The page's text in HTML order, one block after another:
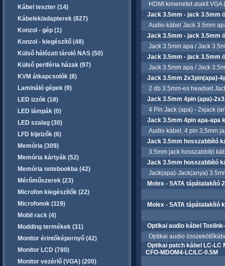
Kábel teszter (14)
Kábelek/adapterek (827)
Konzol - gép (1)
Konzol - kiegészítő (48)
Külső hálózati tároló NAS (50)
Külső periféria házak (97)
KVM átkapcsolók (8)
Lamináló gépek (9)
LED izzók (18)
LED lámpák (0)
LED szalag (30)
LFD kijelzők (6)
Memória (309)
Memória kártyák (52)
Memória notebookba (42)
Mérőműszerek (23)
Microfon kiegészítők (22)
Microfonok (119)
Mobil rack (4)
Modding termékek (31)
Monitor érintőképernyő (42)
Monitor LCD (780)
Monitor vezérlő (VGA) (200)
HDMI kimenetet alakít VGA
Jack 3.5mm - jack 3.5mm
Audio kábel Jack 3.5mm
Jack 3.5mm - jack 3.5mm
Jack 3.5mm apa / Jack
Jack 3.5mm - jack 3.5mm
Jack 3.5mm apa / Jack
Jack 3.5mm 2x3pin(apa)-
2 db 3.5mm-es headset
Jack 3.5mm 4pin (apa)-
4 Pin Jack (apa) - 2xjack
Jack 3.5mm 4pin apa-apa
Audio kábel, 4 pin 3,5mm
Jack 3.5mm hosszabbító
3.5mm jack hosszabbító
Jack 3.5mm hosszabbító
Jack(apa)-Jack(anya)
Molex - SATA tápátalakító
Molex - SATA tápátalakító
Optikai audio kábel
Optikai audio
Optikai patch kábel LC-LC
CFO-MDOM4-LC/LC-0.5M